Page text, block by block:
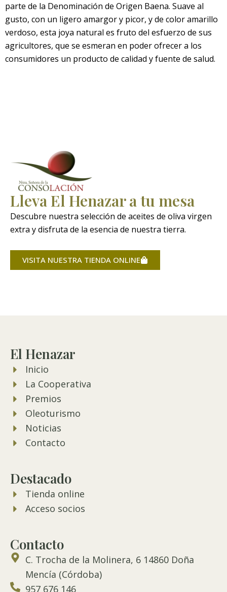
parte de la Denominación de Origen Baena. Suave al
gusto, con un ligero amargor y picor, y de color amarillo
verdoso, esta joya natural es fruto del esfuerzo de sus
agricultores, que se esmeran en poder ofrecer a los
consumidores un producto de calidad y fuente de salud.
Lleva El Henazar a tu mesa
Descubre nuestra selección de aceites de oliva virgen
extra y disfruta de la esencia de nuestra tierra.
VISITA NUESTRA TIENDA ONLINE
El Henazar
Inicio
La Cooperativa
Premios
Oleoturismo
Noticias
Contacto
Destacado
Tienda online
Acceso socios
Contacto
C. Trocha de la Molinera, 6 14860 Doña
Mencía (Córdoba)
957 676 146